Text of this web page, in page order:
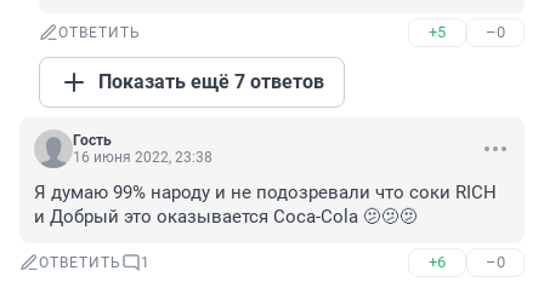
ОТВЕТИТЬ +5 –0
Показать ещё 7 ответов
Гость
16 июня 2022, 23:38
Я думаю 99% народу и не подозревали что соки RICH
и Добрый это оказывается Coca-Cola 🫤🫤🫤
ОТВЕТИТЬ 1 +6 –0